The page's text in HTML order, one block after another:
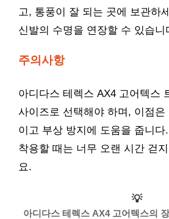
고, 통풍이 잘 되는 곳에 보관하
신발의 수명을 연장할 수 있습니
주의사항
아디다스 테렉스 AX4 고어텍스
사이즈로 선택해야 하며, 이점은
이고 부상 방지에 도움을 줍니
착용할 때는 너무 오랜 시간 걷
요.
💡
아디다스 테렉스 AX4 고어텍스의